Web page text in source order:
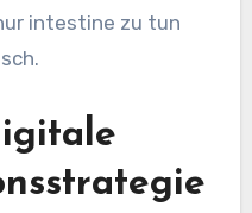
intestine zu tun